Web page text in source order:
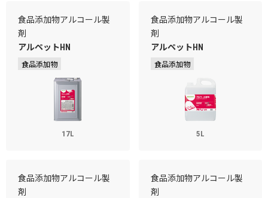
食品添加物アルコール製
剤
アルペットHN
食品添加物
17L
食品添加物アルコール製
剤
アルペットHN
食品添加物
5L
食品添加物アルコール製
剤
食品添加物アルコール製
剤